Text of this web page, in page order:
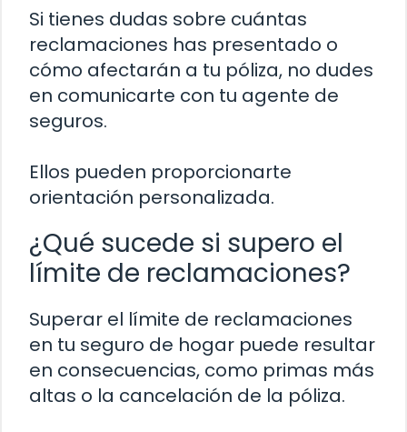
Si tienes dudas sobre cuántas
reclamaciones has presentado o
cómo afectarán a tu póliza, no dudes
en comunicarte con tu agente de
seguros.
Ellos pueden proporcionarte
orientación personalizada.
¿Qué sucede si supero el
límite de reclamaciones?
Superar el límite de reclamaciones
en tu seguro de hogar puede resultar
en consecuencias, como primas más
altas o la cancelación de la póliza.